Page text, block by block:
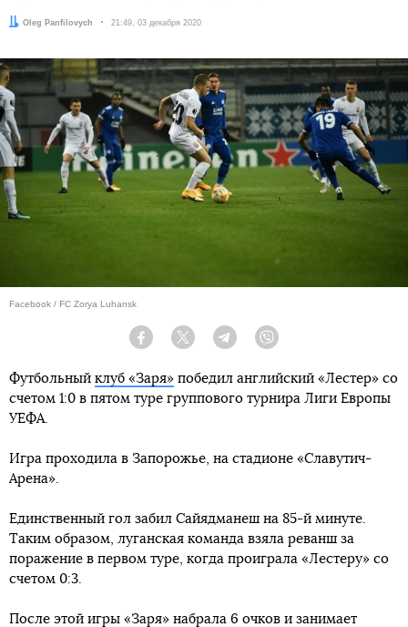
Автор:
Oleg Panfilovych Дата:
21:49, 03 декабря 2020
Facebook / FC Zorya Luhansk
Facebook Twitter Telegram
Футбольный клуб «Заря» победил английский «Лестер» со
счетом 1:0 в пятом туре группового турнира Лиги Европы
УЕФА.
Игра проходила в Запорожье, на стадионе «Славутич-
Арена».
Единственный гол забил Сайядманеш на 85-й минуте.
Таким образом, луганская команда взяла реванш за
поражение в первом туре, когда проиграла «Лестеру» со
счетом 0:3.
После этой игры «Заря» набрала 6 очков и занимает